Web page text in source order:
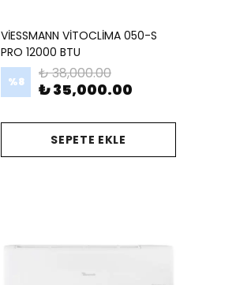
VİESSMANN VİTOCLİMA 050-S
PRO 12000 BTU
%8 ₺ 38,000.00
₺ 35,000.00
SEPETE EKLE